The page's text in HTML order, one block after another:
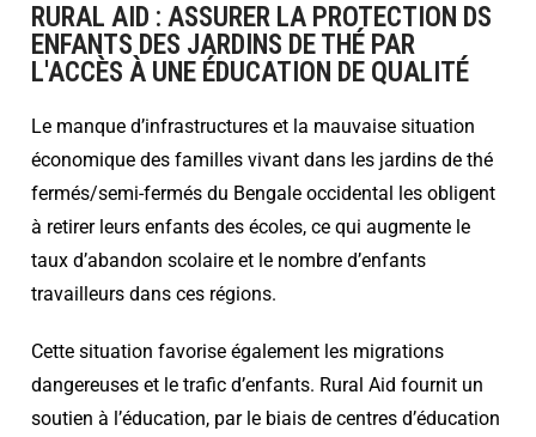
RURAL AID : ASSURER LA PROTECTION DS
ENFANTS DES JARDINS DE THÉ PAR
L'ACCÈS À UNE ÉDUCATION DE QUALITÉ
Le manque d’infrastructures et la mauvaise situation
économique des familles vivant dans les jardins de thé
fermés/semi-fermés du Bengale occidental les obligent
à retirer leurs enfants des écoles, ce qui augmente le
taux d’abandon scolaire et le nombre d’enfants
travailleurs dans ces régions.
Cette situation favorise également les migrations
dangereuses et le trafic d’enfants. Rural Aid fournit un
soutien à l’éducation, par le biais de centres d’éducation